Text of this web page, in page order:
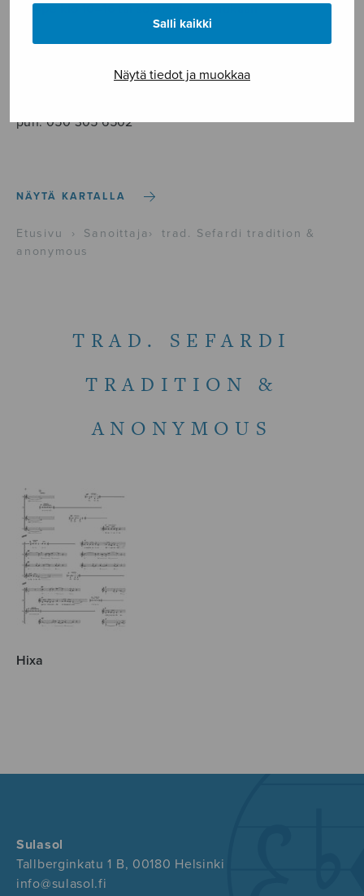
Salli kaikki
Näytä tiedot ja muokkaa
ma–pe klo 10–16 tai sopimuksen mukaan
Tallberginkatu 1 B, 1,5 krs.
puh. 050 305 6502
NÄYTÄ KARTALLA
Etusivu › Sanoittaja ›
trad. Sefardi tradition &
anonymous
TRAD. SEFARDI
TRADITION &
ANONYMOUS
Hixa
Sulasol
Tallberginkatu 1 B, 00180 Helsinki
info@sulasol.fi